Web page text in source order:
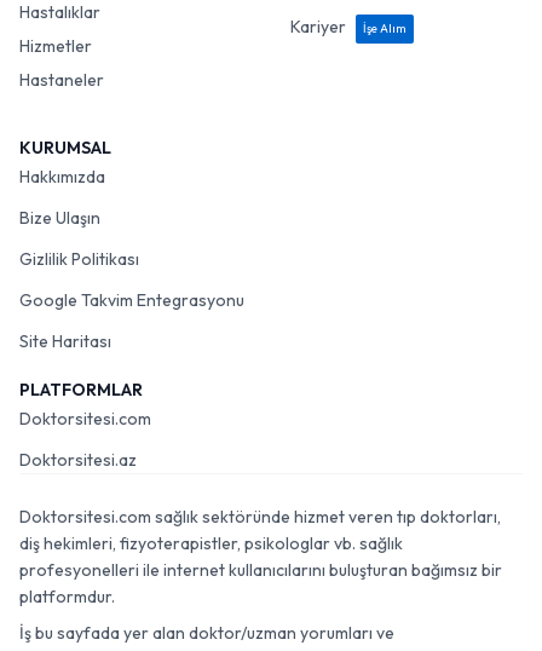
Hastalıklar
Hizmetler
Hastaneler
Kariyer
İşe Alım
KURUMSAL
Hakkımızda
Bize Ulaşın
Gizlilik Politikası
Google Takvim Entegrasyonu
Site Haritası
PLATFORMLAR
Doktorsitesi.com
Doktorsitesi.az
Doktorsitesi.com sağlık sektöründe hizmet veren tıp doktorları,
diş hekimleri, fizyoterapistler, psikologlar vb. sağlık
profesyonelleri ile internet kullanıcılarını buluşturan bağımsız bir
platformdur.
İş bu sayfada yer alan doktor/uzman yorumları ve